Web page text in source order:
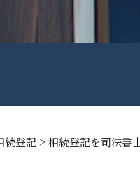
続登記 > 相続登記を司法書